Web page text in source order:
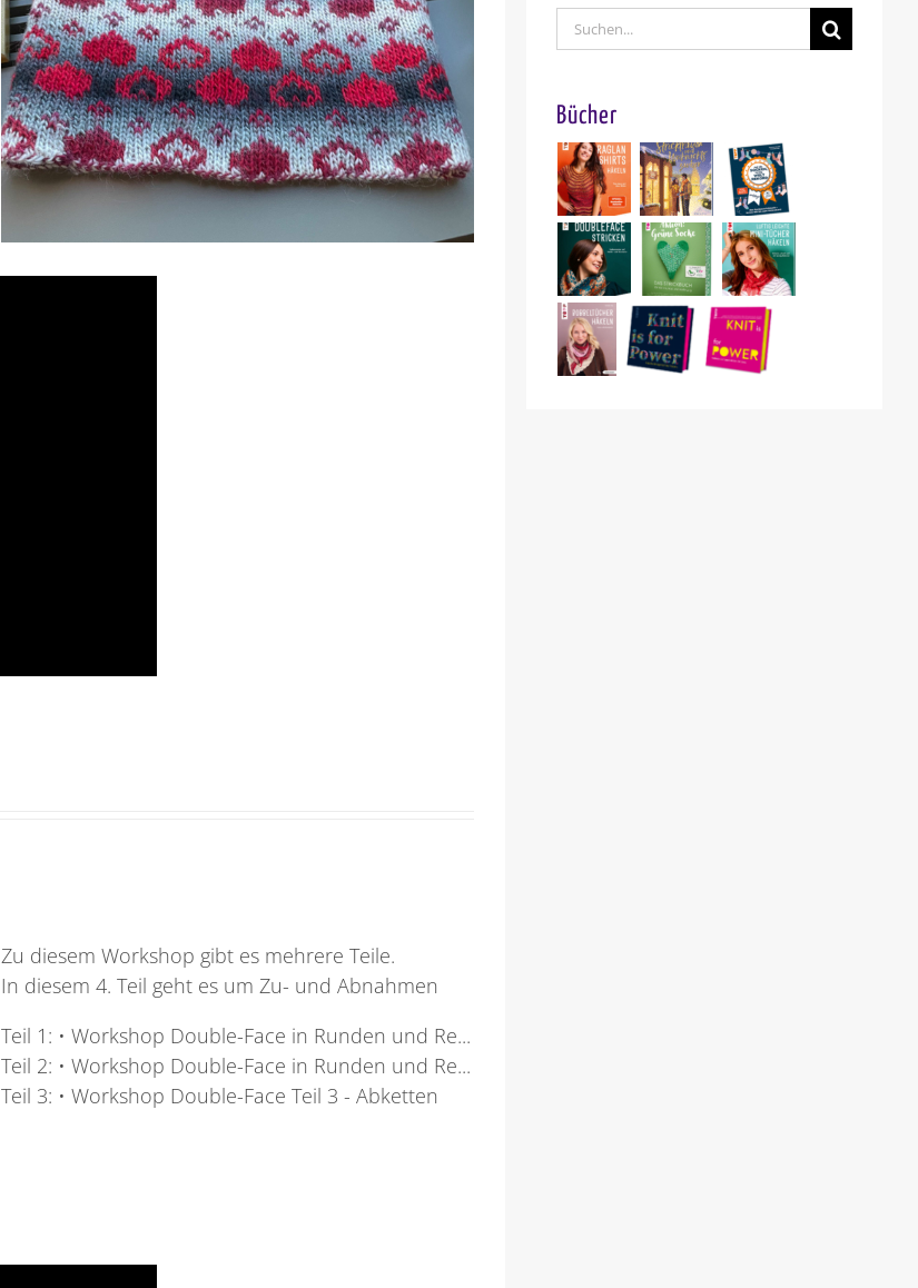
Zu diesem Workshop gibt es mehrere Teile.
In diesem 4. Teil geht es um Zu- und Abnahmen
Teil 1: • Workshop Double-Face in Runden und Re...
Teil 2: • Workshop Double-Face in Runden und Re...
Teil 3: • Workshop Double-Face Teil 3 - Abketten
Suche
nach:
Bücher